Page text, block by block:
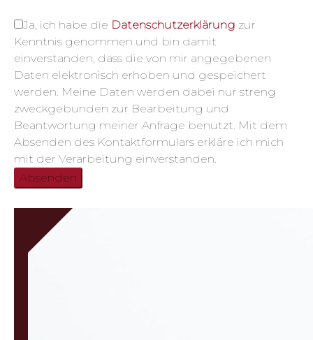
Ja, ich habe die Datenschutzerklärung zur
Kenntnis genommen und bin damit
einverstanden, dass die von mir angegebenen
Daten elektronisch erhoben und gespeichert
werden. Meine Daten werden dabei nur streng
zweckgebunden zur Bearbeitung und
Beantwortung meiner Anfrage benutzt. Mit dem
Absenden des Kontaktformulars erkläre ich mich
mit der Verarbeitung einverstanden.